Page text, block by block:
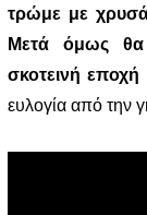
τρώμε με χρυσά
Μετά όμως θα
σκοτεινή εποχή
ευλογία από την